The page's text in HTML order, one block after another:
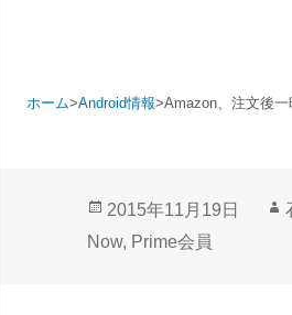
ホーム>Android情報>Amazon、注文後
投
稿
2015年11月19日
Now, Prime会員